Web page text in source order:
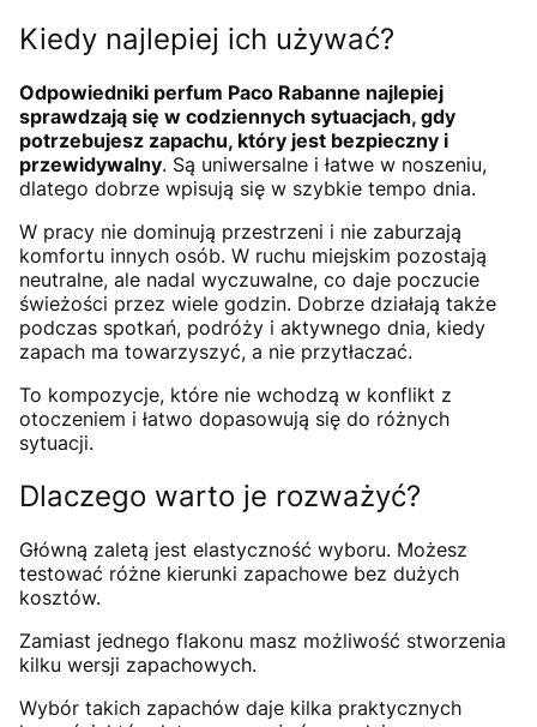
Kiedy najlepiej ich używać?
Odpowiedniki perfum Paco Rabanne najlepiej
sprawdzają się w codziennych sytuacjach, gdy
potrzebujesz zapachu, który jest bezpieczny i
przewidywalny. Są uniwersalne i łatwe w noszeniu,
dlatego dobrze wpisują się w szybkie tempo dnia.
W pracy nie dominują przestrzeni i nie zaburzają
komfortu innych osób. W ruchu miejskim pozostają
neutralne, ale nadal wyczuwalne, co daje poczucie
świeżości przez wiele godzin. Dobrze działają także
podczas spotkań, podróży i aktywnego dnia, kiedy
zapach ma towarzyszyć, a nie przytłaczać.
To kompozycje, które nie wchodzą w konflikt z
otoczeniem i łatwo dopasowują się do różnych
sytuacji.
Dlaczego warto je rozważyć?
Główną zaletą jest elastyczność wyboru. Możesz
testować różne kierunki zapachowe bez dużych
kosztów.
Zamiast jednego flakonu masz możliwość stworzenia
kilku wersji zapachowych.
Wybór takich zapachów daje kilka praktycznych